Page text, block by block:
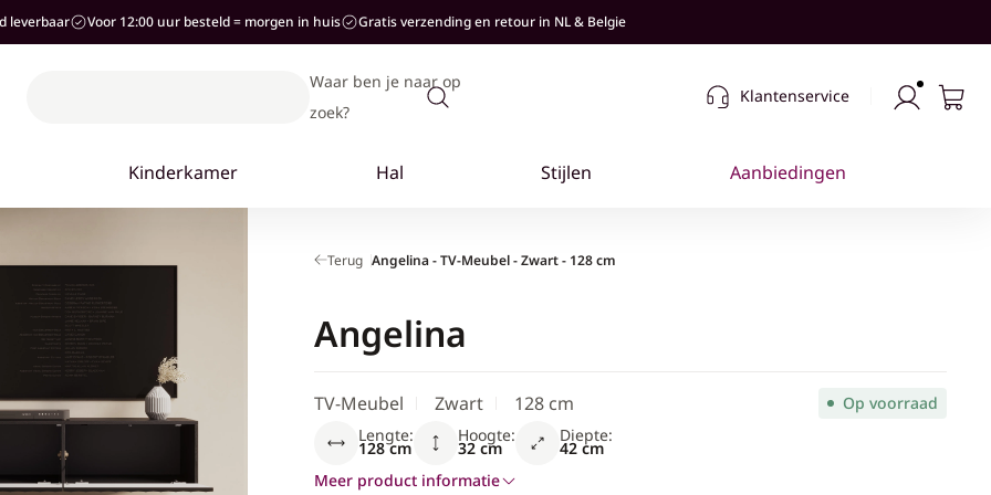
leverbaar Voor 12:00 uur besteld = morgen in huis Gratis verzending en retour in NL & Belgie
Waar ben je naar op
zoek?
Klantenservice
Terug Angelina - TV-Meubel - Zwart - 128 cm
Angelina
TV-Meubel Zwart 128 cm
Op voorraad
Lengte:
128 cm
Hoogte:
32 cm
Diepte:
42 cm
Meer product informatie